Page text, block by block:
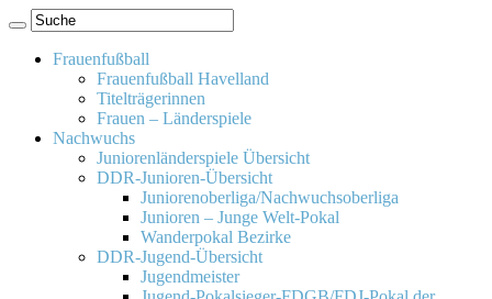
Frauenfußball
Frauenfußball Havelland
Titelträgerinnen
Frauen – Länderspiele
Nachwuchs
Juniorenländerspiele Übersicht
DDR-Junioren-Übersicht
Juniorenoberliga/Nachwuchsoberliga
Junioren – Junge Welt-Pokal
Wanderpokal Bezirke
DDR-Jugend-Übersicht
Jugendmeister